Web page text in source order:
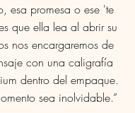
esa promesa o ese 'te
que ella lea al abrir su
nos encargaremos de
con una caligrafía
dentro del empaque.
sea inolvidable.”